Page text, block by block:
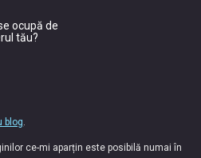
ocupă de
tău?
blog.
ce-mi aparțin este posibilă numai în